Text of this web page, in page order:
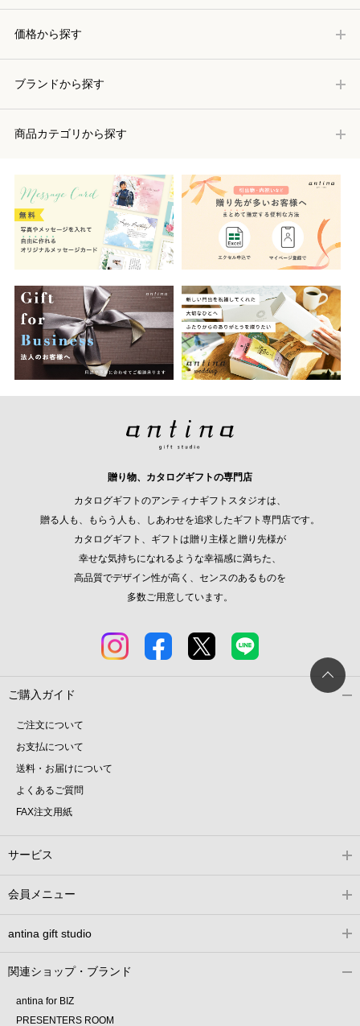
価格から探す
ブランドから探す
商品カテゴリから探す
贈り物、カタログギフトの専門店
カタログギフトのアンティナギフトスタジオは、
贈る人も、もらう人も、しあわせを追求したギフト専門店です。
カタログギフト、ギフトは贈り主様と贈り先様が
幸せな気持ちになれるような幸福感に満ちた、
高品質でデザイン性が高く、センスのあるものを
多数ご用意しています。
ご購入ガイド
ご注文について
お支払について
送料・お届けについて
よくあるご質問
FAX注文用紙
サービス
会員メニュー
antina gift studio
関連ショップ・ブランド
antina for BIZ
PRESENTERS ROOM